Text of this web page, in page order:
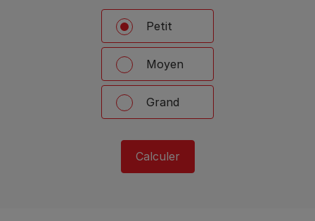
Petit
Moyen
Grand
Calculer